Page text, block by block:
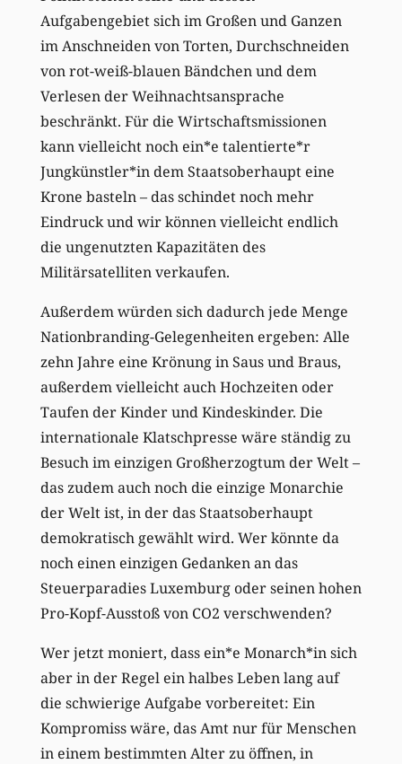
Aufgabengebiet sich im Großen und Ganzen
im Anschneiden von Torten, Durchschneiden
von rot-weiß-blauen Bändchen und dem
Verlesen der Weihnachtsansprache
beschränkt. Für die Wirtschaftsmissionen
kann vielleicht noch ein*e talentierte*r
Jungkünstler*in dem Staatsoberhaupt eine
Krone basteln – das schindet noch mehr
Eindruck und wir können vielleicht endlich
die ungenutzten Kapazitäten des
Militärsatelliten verkaufen.
Außerdem würden sich dadurch jede Menge
Nationbranding-Gelegenheiten ergeben: Alle
zehn Jahre eine Krönung in Saus und Braus,
außerdem vielleicht auch Hochzeiten oder
Taufen der Kinder und Kindeskinder. Die
internationale Klatschpresse wäre ständig zu
Besuch im einzigen Großherzogtum der Welt –
das zudem auch noch die einzige Monarchie
der Welt ist, in der das Staatsoberhaupt
demokratisch gewählt wird. Wer könnte da
noch einen einzigen Gedanken an das
Steuerparadies Luxemburg oder seinen hohen
Pro-Kopf-Ausstoß von CO2 verschwenden?
Wer jetzt moniert, dass ein*e Monarch*in sich
aber in der Regel ein halbes Leben lang auf
die schwierige Aufgabe vorbereitet: Ein
Kompromiss wäre, das Amt nur für Menschen
in einem bestimmten Alter zu öffnen, in